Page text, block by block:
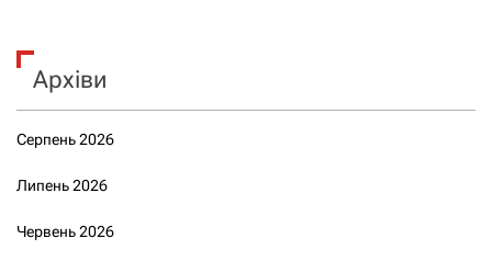
Архіви
Серпень 2026
Липень 2026
Червень 2026